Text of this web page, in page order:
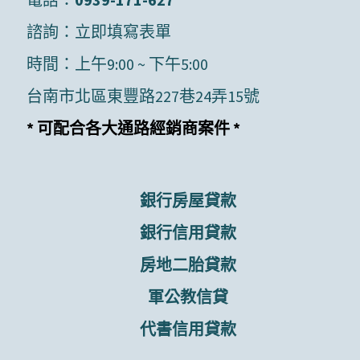
諮詢： 立即填寫表單
時間：上午9:00 ~ 下午5:00
台南市北區東豐路227巷24弄15號
* 可配合各大通路經銷商案件 *
銀行房屋貸款
銀行信用貸款
房地二胎貸款
軍公教信貸
代書信用貸款